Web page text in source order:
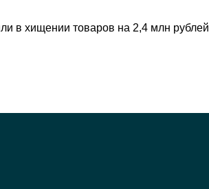
в хищении товаров на 2,4 млн рублей